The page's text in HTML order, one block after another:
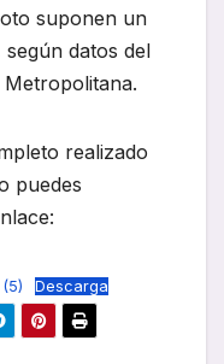
suponen un
datos del
realizado
puedes
Descarga